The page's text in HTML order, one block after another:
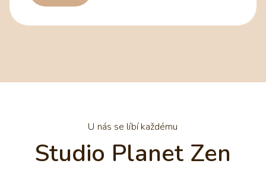
U nás se líbí každému
Studio Planet Zen